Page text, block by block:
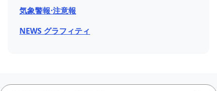
気象警報⋅注意報
NEWS グラフィティ